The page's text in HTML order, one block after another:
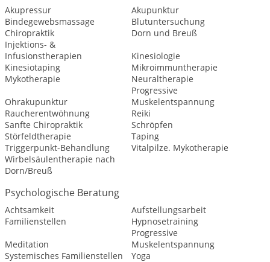
Akupressur
Akupunktur
Bindegewebsmassage
Blutuntersuchung
Chiropraktik
Dorn und Breuß
Injektions- &
Infusionstherapien
Kinesiologie
Kinesiotaping
Mikroimmuntherapie
Mykotherapie
Neuraltherapie
Ohrakupunktur
Progressive
Muskelentspannung
Raucherentwöhnung
Reiki
Sanfte Chiropraktik
Schröpfen
Störfeldtherapie
Taping
Triggerpunkt-Behandlung
Vitalpilze. Mykotherapie
Wirbelsäulentherapie nach
Dorn/Breuß
Psychologische Beratung
Achtsamkeit
Aufstellungsarbeit
Familienstellen
Hypnosetraining
Meditation
Progressive
Muskelentspannung
Systemisches Familienstellen
Yoga